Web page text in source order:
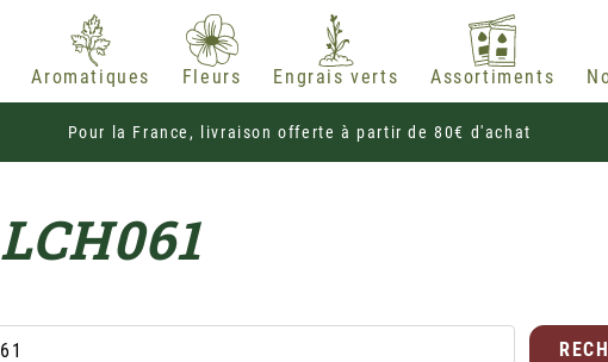
Aromatiques Fleurs Engrais verts Assortiments
Pour la France, livraison offerte à partir de 80€ d'achat
LCH061